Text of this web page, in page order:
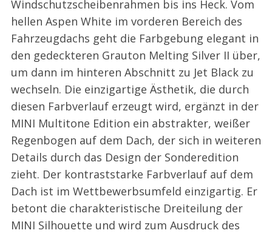
Windschutzscheibenrahmen bis ins Heck. Vom
hellen Aspen White im vorderen Bereich des
Fahrzeugdachs geht die Farbgebung elegant in
den gedeckteren Grauton Melting Silver II über,
um dann im hinteren Abschnitt zu Jet Black zu
wechseln. Die einzigartige Ästhetik, die durch
diesen Farbverlauf erzeugt wird, ergänzt in der
MINI Multitone Edition ein abstrakter, weißer
Regenbogen auf dem Dach, der sich in weiteren
Details durch das Design der Sonderedition
zieht. Der kontraststarke Farbverlauf auf dem
Dach ist im Wettbewerbsumfeld einzigartig. Er
betont die charakteristische Dreiteilung der
MINI Silhouette und wird zum Ausdruck des